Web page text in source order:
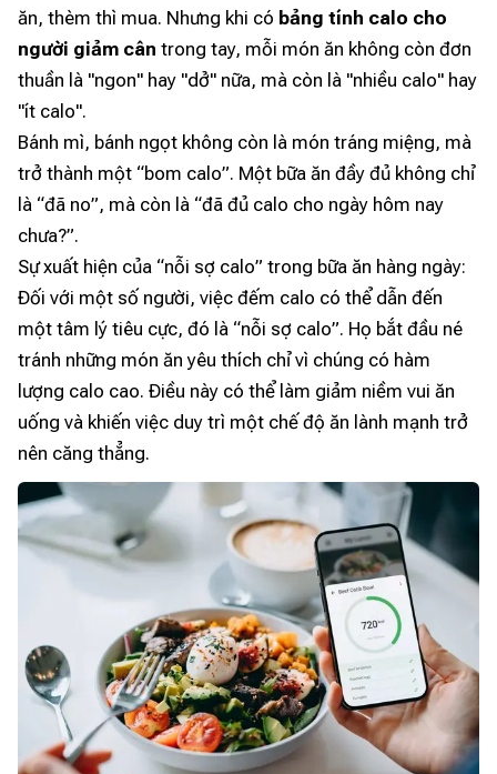
ăn, thèm thì mua. Nhưng khi có bảng tính calo cho
người giảm cân trong tay, mỗi món ăn không còn đơn
thuần là "ngon" hay "dở" nữa, mà còn là "nhiều calo" hay
"ít calo".
Bánh mì, bánh ngọt không còn là món tráng miệng, mà
trở thành một “bom calo”. Một bữa ăn đầy đủ không chỉ
là “đã no”, mà còn là “đã đủ calo cho ngày hôm nay
chưa?”.
Sự xuất hiện của “nỗi sợ calo” trong bữa ăn hàng ngày:
Đối với một số người, việc đếm calo có thể dẫn đến
một tâm lý tiêu cực, đó là “nỗi sợ calo”. Họ bắt đầu né
tránh những món ăn yêu thích chỉ vì chúng có hàm
lượng calo cao. Điều này có thể làm giảm niềm vui ăn
uống và khiến việc duy trì một chế độ ăn lành mạnh trở
nên căng thẳng.